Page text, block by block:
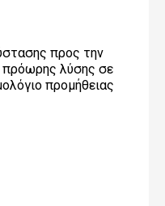
προς την
πρόωρης λύσης σε
προμήθειας